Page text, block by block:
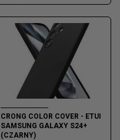
CRONG COLOR COVER - ETUI
SAMSUNG GALAXY S24+
(CZARNY)